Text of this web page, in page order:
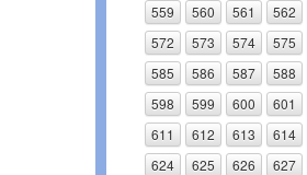
559
560 561 562
572
573 574 575
585
586 587 588
598
599 600 601
611
612 613 614
624
625 626 627